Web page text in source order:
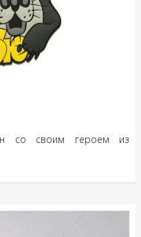
со своим героем из